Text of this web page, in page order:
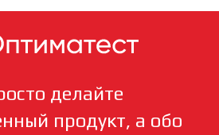
делайте
продукт, а обо